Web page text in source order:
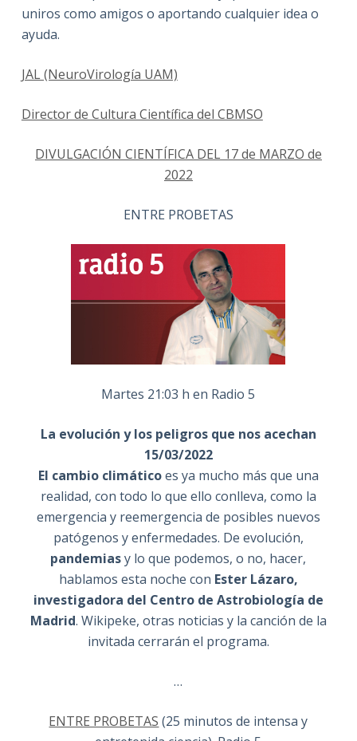
uniros como amigos o aportando cualquier idea o
ayuda.
JAL (NeuroVirología UAM)
Director de Cultura Científica del CBMSO
DIVULGACIÓN CIENTÍFICA DEL 17 de MARZO de
2022
ENTRE PROBETAS
Martes 21:03 h en Radio 5
La evolución y los peligros que nos acechan
15/03/2022
El cambio climáticoes ya mucho más que una
realidad, con todo lo que ello conlleva, como la
emergencia y reemergencia de posibles nuevos
patógenos y enfermedades. De evolución,
pandemiasy lo que podemos, o no, hacer,
hablamos esta noche con Ester Lázaro,
investigadora del Centro de Astrobiología de
Madrid. Wikipeke, otras noticias y la canción de la
invitada cerrarán el programa.
…
ENTRE PROBETAS (25 minutos de intensa y